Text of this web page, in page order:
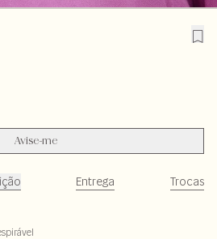
Avise-me
Entrega Trocas